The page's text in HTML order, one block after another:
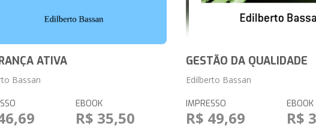
ATIVA
Bassan
EBOOK
R$ 35,50
GESTÃO DA QUALIDADE
Edilberto Bassan
IMPRESSO
R$ 49,69
EBOOK
R$